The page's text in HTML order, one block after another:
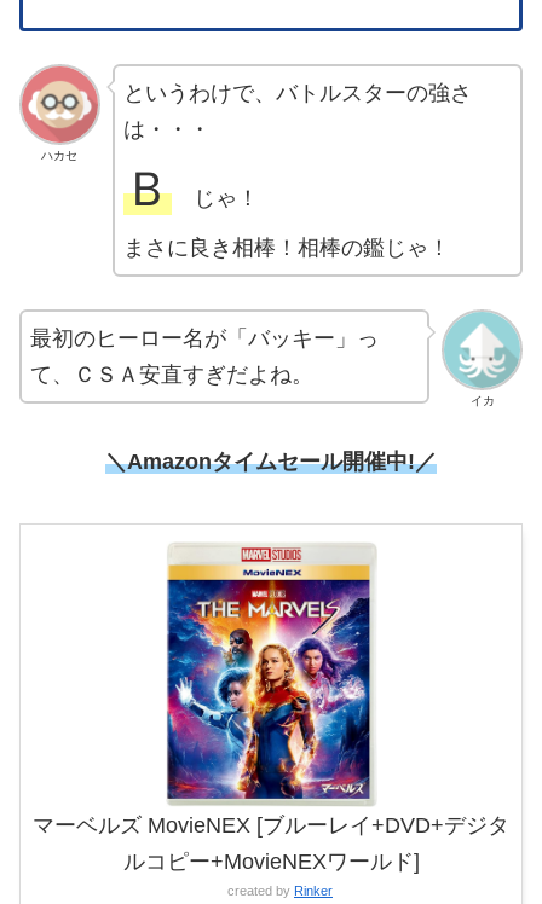
ハカセ
というわけで、バトルスターの強さ
は・・・
Ｂじゃ！
まさに良き相棒！相棒の鑑じゃ！
イカ
最初のヒーロー名が「バッキー」っ
て、ＣＳＡ安直すぎだよね。
＼Amazonタイムセール開催中!／
マーベルズ MovieNEX [ブルーレイ+DVD+デジタ
ルコピー+MovieNEXワールド]
created by Rinker